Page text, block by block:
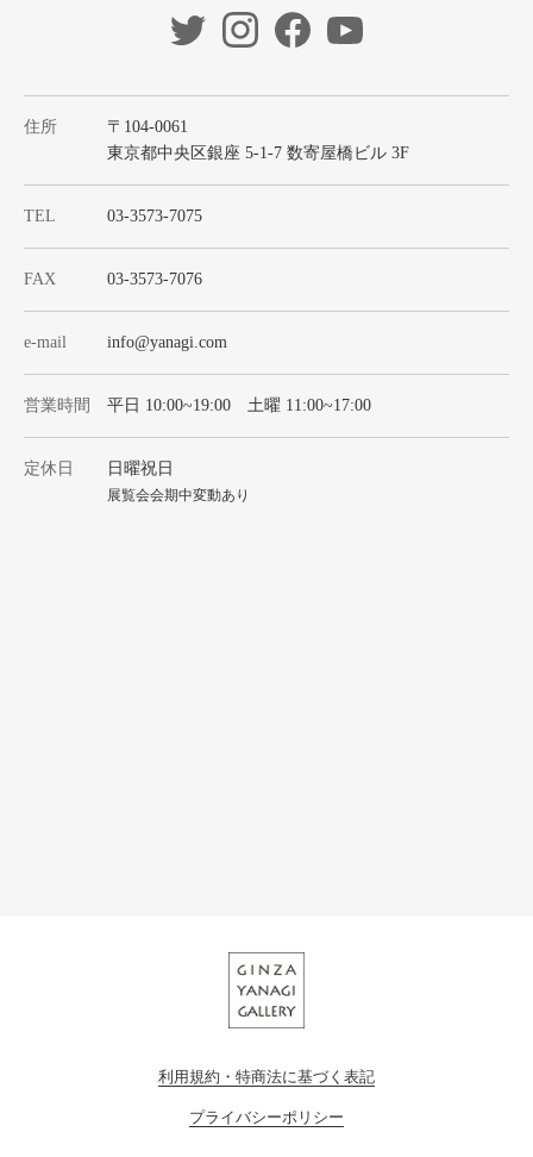
住所
〒104-0061
東京都中央区銀座 5-1-7 数寄屋橋ビル 3F
TEL 03-3573-7075
FAX 03-3573-7076
e-mail info@yanagi.com
営業時間 平日 10:00~19:00 土曜 11:00~17:00
定休日 日曜祝日
展覧会会期中変動あり
利用規約・特商法に基づく表記
プライバシーポリシー